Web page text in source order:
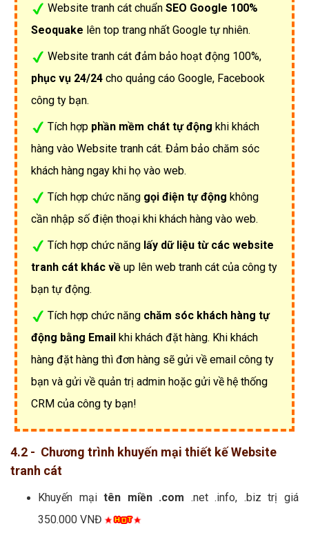
Website tranh cát chuẩn SEO Google 100%
Seoquake lên top trang nhất Google tự nhiên.
Website tranh cát đảm bảo hoạt động 100%,
phục vụ 24/24 cho quảng cáo Google, Facebook
công ty bạn.
Tích hợp phần mềm chát tự động khi khách
hàng vào Website tranh cát. Đảm bảo chăm sóc
khách hàng ngay khi họ vào web.
Tích hợp chức năng gọi điện tự động không
cần nhập số điện thoại khi khách hàng vào web.
Tích hợp chức năng lấy dữ liệu từ các website
tranh cát khác về up lên web tranh cát của công ty
bạn tự động.
Tích hợp chức năng chăm sóc khách hàng tự
động bằng Email khi khách đặt hàng. Khi khách
hàng đặt hàng thì đơn hàng sẽ gửi về email công ty
bạn và gửi về quản trị admin hoặc gửi về hệ thống
CRM của công ty bạn!
4.2 - Chương trình khuyến mại thiết kế Website
tranh cát
Khuyến mạitên miền .com .net .info, .biz trị giá
350.000 VNĐ